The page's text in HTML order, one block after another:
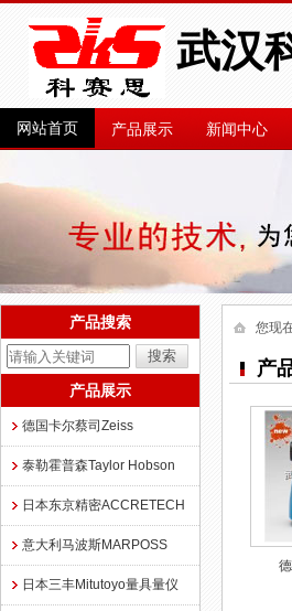
武汉
网站首页 产品展示 新闻中心
产品搜索
产品展示
德国卡尔蔡司Zeiss
泰勒霍普森Taylor Hobson
日本东京精密ACCRETECH
意大利马波斯MARPOSS
日本三丰Mitutoyo量具量仪
您现
产